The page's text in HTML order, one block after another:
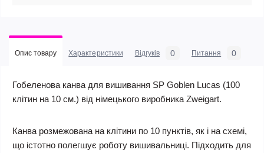
Опис товару Характеристики Відгуків 0 Питання 0
Гобеленова канва для вишивання SP Goblen Lucas (100
клітин на 10 см.) від німецького виробника Zweigart.
Канва розмежована на клітини по 10 пунктів, як і на схемі,
що істотно полегшує роботу вишивальниці. Підходить для